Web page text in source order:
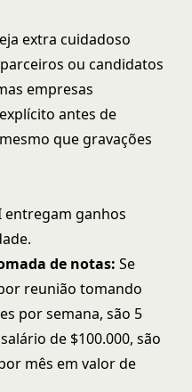
extra cuidadoso
ou candidatos
empresas
antes de
que gravações
entregam ganhos
de notas: Se
reunião tomando
por semana, são 5
de $100.000, são
mês em valor de